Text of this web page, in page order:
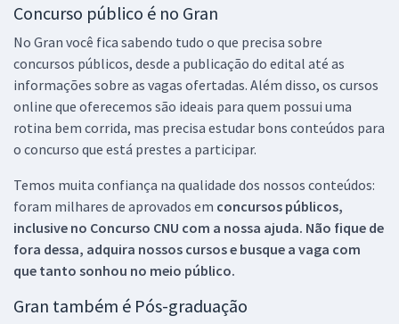
Concurso público é no Gran
No Gran você fica sabendo tudo o que precisa sobre
concursos públicos, desde a publicação do edital até as
informações sobre as vagas ofertadas. Além disso, os cursos
online que oferecemos são ideais para quem possui uma
rotina bem corrida, mas precisa estudar bons conteúdos para
o concurso que está prestes a participar.
Temos muita confiança na qualidade dos nossos conteúdos:
foram milhares de aprovados em concursos públicos,
inclusive no Concurso CNU com a nossa ajuda. Não fique de
fora dessa, adquira nossos cursos e busque a vaga com
que tanto sonhou no meio público.
Gran também é Pós-graduação